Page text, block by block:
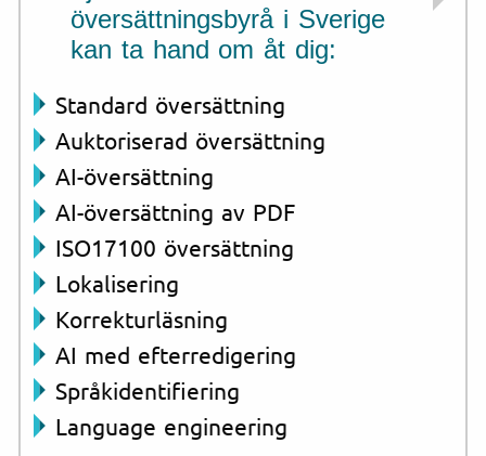
översättningsbyrå i Sverige
kan ta hand om åt dig:
Standard översättning
Auktoriserad översättning
AI-översättning
AI-översättning av PDF
ISO17100 översättning
Lokalisering
Korrekturläsning
AI med efterredigering
Språkidentifiering
Language engineering